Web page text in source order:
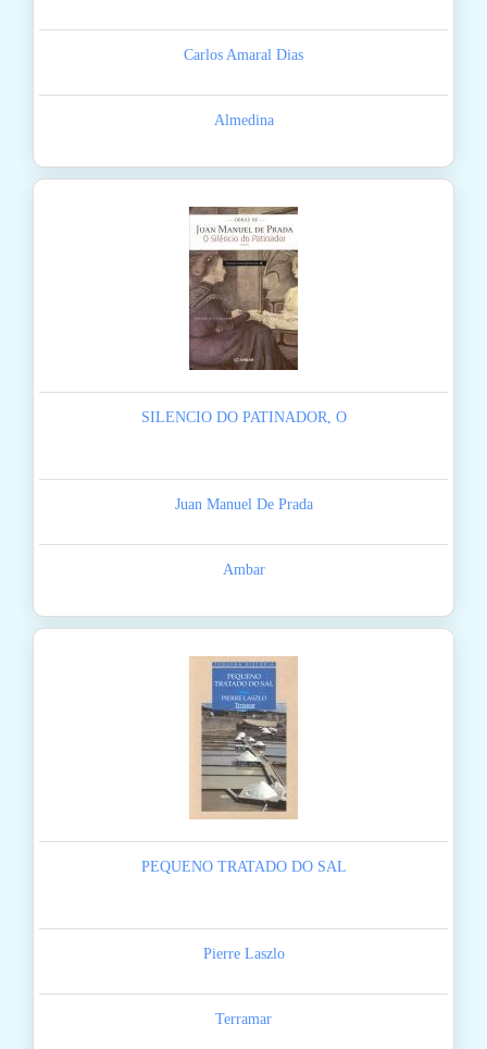
Carlos Amaral Dias
Almedina
SILENCIO DO PATINADOR, O
Juan Manuel De Prada
Ambar
PEQUENO TRATADO DO SAL
Pierre Laszlo
Terramar